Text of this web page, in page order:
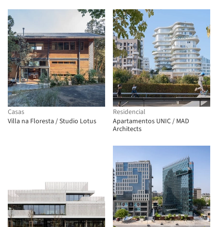
Casas
Villa na Floresta / Studio Lotus
Residencial
Apartamentos UNIC / MAD
Architects